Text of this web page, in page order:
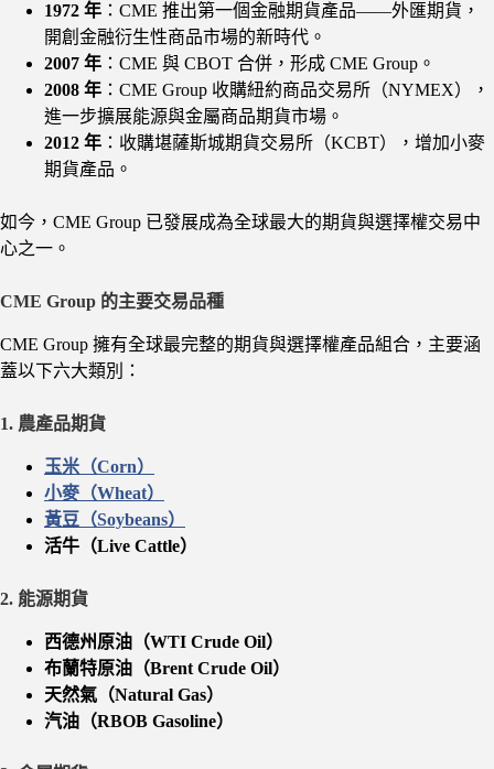
1972 年 ：CME 推出第一個金融期貨產品——外匯期貨，
開創金融衍生性商品市場的新時代。
2007 年 ：CME 與 CBOT 合併，形成 CME Group。
2008 年 ：CME Group 收購紐約商品交易所（NYMEX），
進一步擴展能源與金屬商品期貨市場。
2012 年 ：收購堪薩斯城期貨交易所（KCBT），增加小麥
期貨產品。
如今，CME Group 已發展成為全球最大的期貨與選擇權交易中
心之一。
CME Group 的主要交易品種
CME Group 擁有全球最完整的期貨與選擇權產品組合，主要涵
蓋以下六大類別：
1. 農產品期貨
玉米（Corn）
小麥（Wheat）
黃豆（Soybeans）
活牛（Live Cattle）
2. 能源期貨
西德州原油（WTI Crude Oil）
布蘭特原油（Brent Crude Oil）
天然氣（Natural Gas）
汽油（RBOB Gasoline）